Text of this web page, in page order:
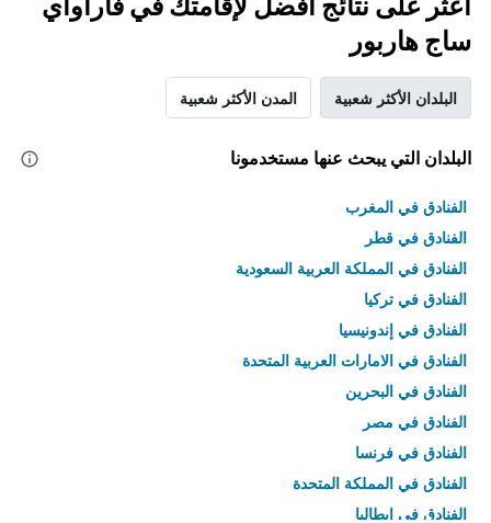
ساج هاربور
البلدان الأكثر شعبية المدن الأكثر شعبية
البلدان التي يبحث عنها مستخدمونا
الفنادق في المغرب
الفنادق في قطر
الفنادق في المملكة العربية السعودية
الفنادق في تركيا
الفنادق في إندونيسيا
الفنادق في الامارات العربية المتحدة
الفنادق في البحرين
الفنادق في مصر
الفنادق في فرنسا
الفنادق في المملكة المتحدة
الفنادق في إيطاليا